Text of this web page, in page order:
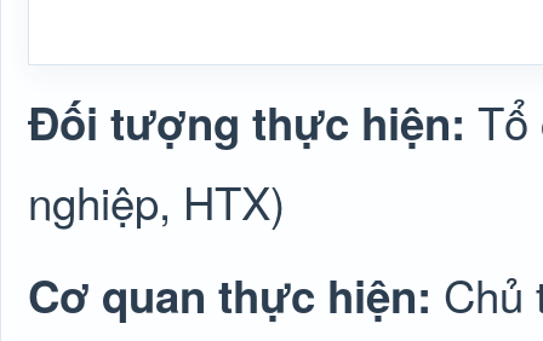
Đối tượng thực hiện: Tổ
nghiệp, HTX)
Cơ quan thực hiện: Chủ